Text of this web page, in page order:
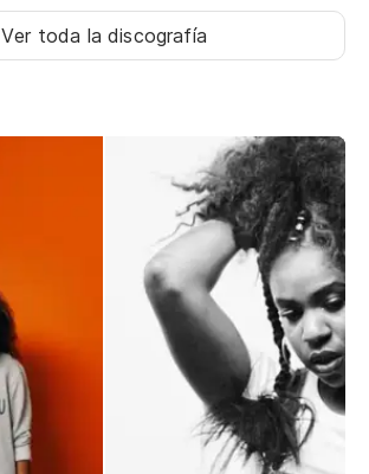
Ver toda la discografía